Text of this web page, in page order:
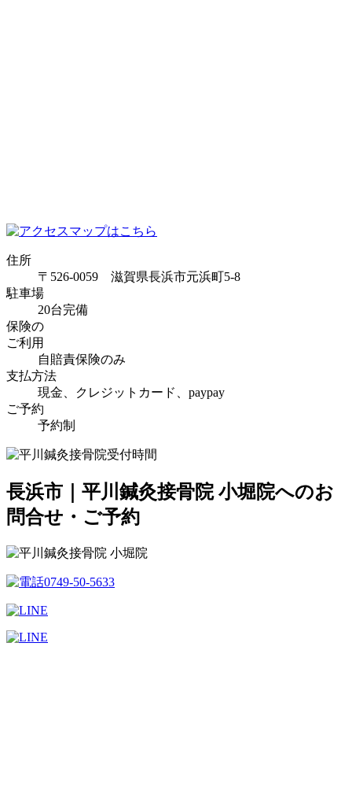
住所
〒526-0059 滋賀県長浜市元浜町5-8
駐車場
20台完備
保険の
ご利用
自賠責保険のみ
支払方法
現金、クレジットカード、paypay
ご予約
予約制
長浜市｜平川鍼灸接骨院 小堀院へのお
問合せ・ご予約